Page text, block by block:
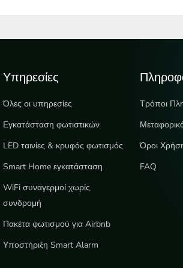
Υπηρεσίες
Όλες οι υπηρεσίες
Εγκατάσταση φωτιστικών
LED ταινίες & κρυφός φωτισμός
Smart Home εγκατάσταση
WiFi συναγερμοί χωρίς
συνδρομή
Πακέτα φωτισμού για Airbnb
Υποστήριξη Smart Alarm
Τρόποι
Όροι
FAQ